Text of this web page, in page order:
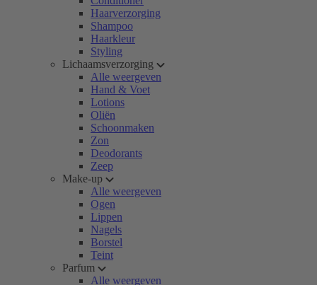
Haarverzorging
Shampoo
Haarkleur
Styling
Lichaamsverzorging
Alle weergeven
Hand & Voet
Lotions
Oliën
Schoonmaken
Zon
Deodorants
Zeep
Make-up
Alle weergeven
Ogen
Lippen
Nagels
Borstel
Teint
Parfum
Alle weergeven